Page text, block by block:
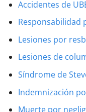
Accidentes de
Responsabilidad
Lesiones por
Lesiones de
Síndrome de
Indemnización
Muerte por